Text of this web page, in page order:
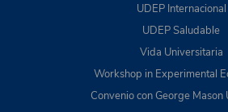
UDEP Internacional
UDEP Saludable
Vida Universitaria
Workshop in Experimental
Convenio con George Mason